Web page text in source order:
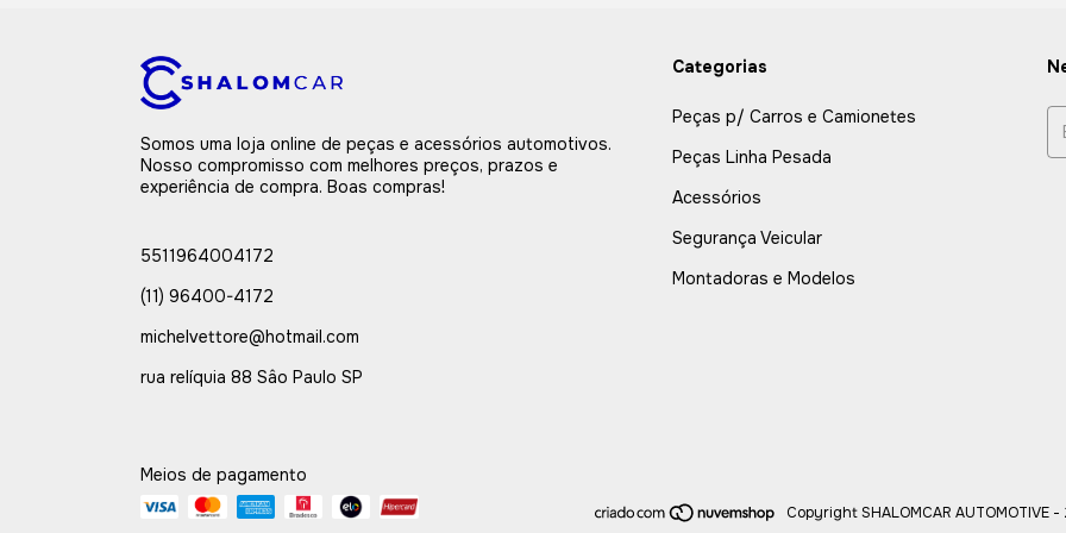
Somos uma loja online de peças e acessórios automotivos.
Nosso compromisso com melhores preços, prazos e
experiência de compra. Boas compras!
5511964004172
(11) 96400-4172
michelvettore@hotmail.com
rua relíquia 88 Sâo Paulo SP
Categorias
Peças p/ Carros e Camionetes
Peças Linha Pesada
Acessórios
Segurança Veicular
Montadoras e Modelos
Meios de pagamento
Copyright SHALOMCAR